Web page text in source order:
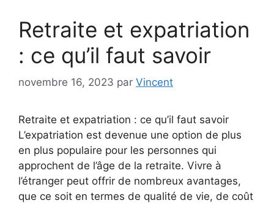
Retraite et expatriation
: ce qu’il faut savoir
novembre 16, 2023 par Vincent
Retraite et expatriation : ce qu’il faut savoir
L’expatriation est devenue une option de plus
en plus populaire pour les personnes qui
approchent de l’âge de la retraite. Vivre à
l’étranger peut offrir de nombreux avantages,
que ce soit en termes de qualité de vie, de coût